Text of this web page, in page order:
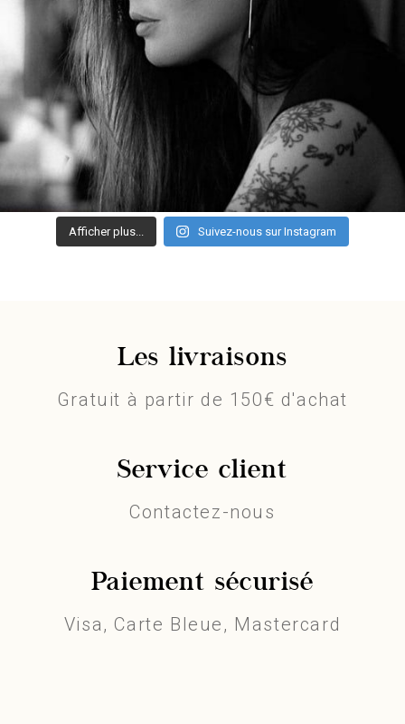
Afficher plus... Suivez-nous sur Instagram
Les livraisons
Gratuit à partir de 150€ d'achat
Service client
Contactez-nous
Paiement sécurisé
Visa, Carte Bleue, Mastercard